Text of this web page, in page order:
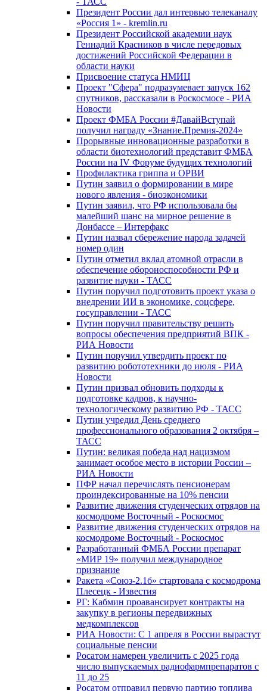
Президент России дал интервью телеканалу
«Россия 1» - kremlin.ru
Президент Российской академии наук
Геннадий Красников в числе передовых
достижений Российской Федерации в
области науки
Присвоение статуса НМИЦ
Проект "Сфера" подразумевает запуск 162
спутников, рассказали в Роскосмосе - РИА
Новости
Проект ФМБА России #ДавайВступай
получил награду «Знание.Премия-2024»
Прорывные инновационные разработки в
области биотехнологий представит ФМБА
России на IV Форуме будущих технологий
Профилактика гриппа и ОРВИ
Путин заявил о формировании в мире
нового явления - биоэкономики
Путин заявил, что РФ использовала бы
малейший шанс на мирное решение в
Донбассе – Интерфакс
Путин назвал сбережение народа задачей
номер один
Путин отметил вклад атомной отрасли в
обеспечение обороноспособности РФ и
развитие науки - ТАСС
Путин поручил подготовить проект указа о
внедрении ИИ в экономике, соцсфере,
госуправлении - ТАСС
Путин поручил правительству решить
вопросы обеспечения предприятий ВПК -
РИА Новости
Путин поручил утвердить проект по
развитию робототехники до июля - РИА
Новости
Путин призвал обновить подходы к
подготовке кадров, к научно-
технологическому развитию РФ - ТАСС
Путин учредил День среднего
профессионального образования 2 октября –
ТАСС
Путин: великая победа над нацизмом
занимает особое место в истории России –
РИА Новости
ПФР начал перечислять пенсионерам
проиндексированные на 10% пенсии
Развитие движения студенческих отрядов на
космодроме Восточный - Роскосмос
Развитие движения студенческих отрядов на
космодроме Восточный - Роскосмос
Разработанный ФМБА России препарат
«МИР 19» получил международное
признание
Ракета «Союз-2.1б» стартовала с космодрома
Плесецк - Известия
РГ: Кабмин проавансирует контракты на
закупку в регионы передвижных
медкомплексов
РИА Новости: С 1 апреля в России вырастут
социальные пенсии
Росатом намерен увеличить с 2025 года
число выпускаемых радиофармпрепаратов с
11 до 25
Росатом отправил первую партию топлива